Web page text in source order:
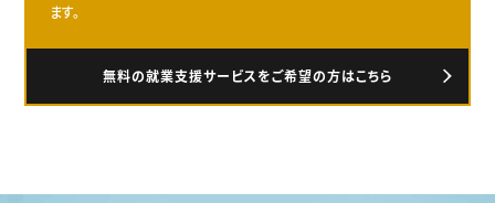
ます。
無料の就業支援サービスをご希望の方はこちら